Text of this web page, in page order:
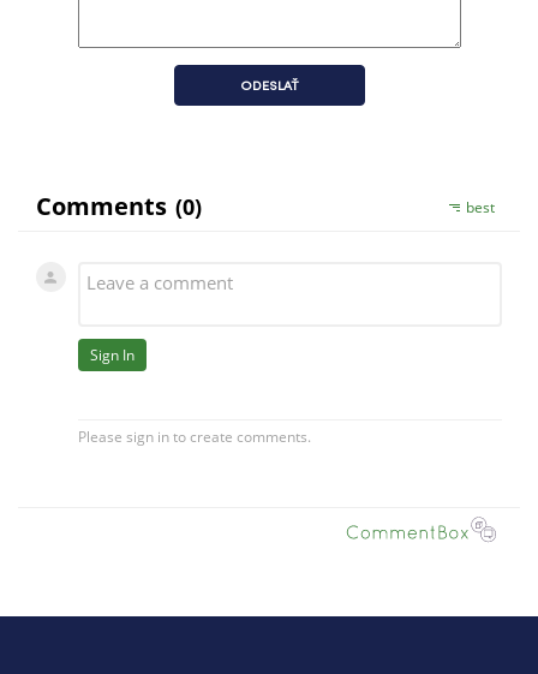
ODESLAŤ